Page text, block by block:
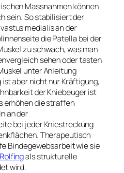
Massnahmen können
sein. So stabilisiert der
medialis an der
die Patella bei der
zu schwach, was man
sehen oder tasten
unter Anleitung
aber nicht nur Kräftigung,
der Kniebeuger ist
erhöhen die straffen
an der
bei jeder Kniestreckung
Therapeutisch
Bindegewebsarbeit wie sie
Rolfingals strukturelle
wird.